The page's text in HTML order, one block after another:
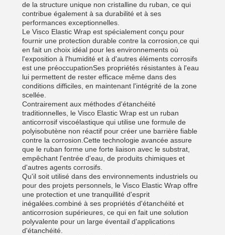
de la structure unique non cristalline du ruban, ce qui
contribue également à sa durabilité et à ses
performances exceptionnelles.
Le Visco Elastic Wrap est spécialement conçu pour
fournir une protection durable contre la corrosion,ce qui
en fait un choix idéal pour les environnements où
l'exposition à l'humidité et à d'autres éléments corrosifs
est une préoccupationSes propriétés résistantes à l'eau
lui permettent de rester efficace même dans des
conditions difficiles, en maintenant l'intégrité de la zone
scellée.
Contrairement aux méthodes d'étanchéité
traditionnelles, le Visco Elastic Wrap est un ruban
anticorrosif viscoélastique qui utilise une formule de
polyisobutène non réactif pour créer une barrière fiable
contre la corrosion.Cette technologie avancée assure
que le ruban forme une forte liaison avec le substrat,
empêchant l'entrée d'eau, de produits chimiques et
d'autres agents corrosifs.
Qu'il soit utilisé dans des environnements industriels ou
pour des projets personnels, le Visco Elastic Wrap offre
une protection et une tranquillité d'esprit
inégalées.combiné à ses propriétés d'étanchéité et
anticorrosion supérieures, ce qui en fait une solution
polyvalente pour un large éventail d'applications
d'étanchéité.